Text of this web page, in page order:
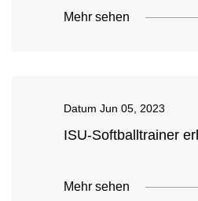
Mehr sehen
Datum Jun 05, 2023
ISU-Softballtrainer
Mehr sehen